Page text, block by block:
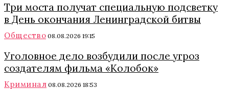
Три моста получат специальную подсветку
в День окончания Ленинградской битвы
Общество 08.08.2026 19:15
Уголовное дело возбудили после угроз
создателям фильма «Колобок»
Криминал 08.08.2026 18:53